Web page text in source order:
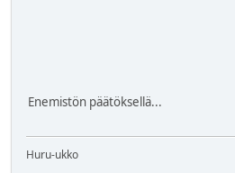
Enemistön päätöksellä...
Huru-ukko